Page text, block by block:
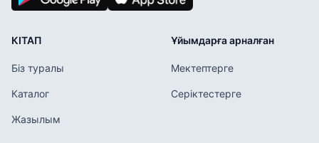
КІТАП
Біз туралы
Каталог
Жазылым
Ұйымдарға арналған
Мектептерге
Серіктестерге